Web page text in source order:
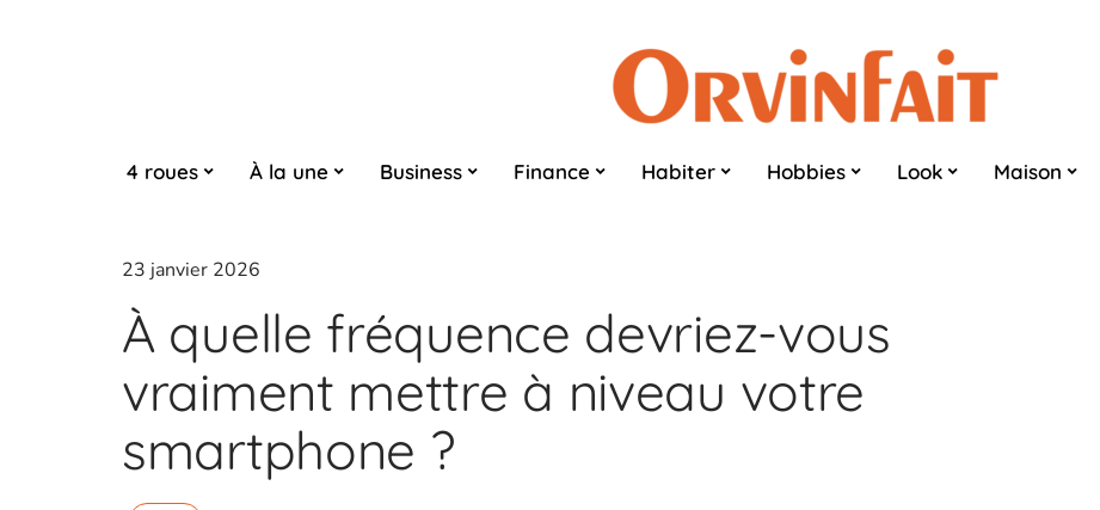
4 roues À la une Business Finance Habiter Hobbies Look Maison
23 janvier 2026
À quelle fréquence devriez-vous
vraiment mettre à niveau votre
smartphone ?